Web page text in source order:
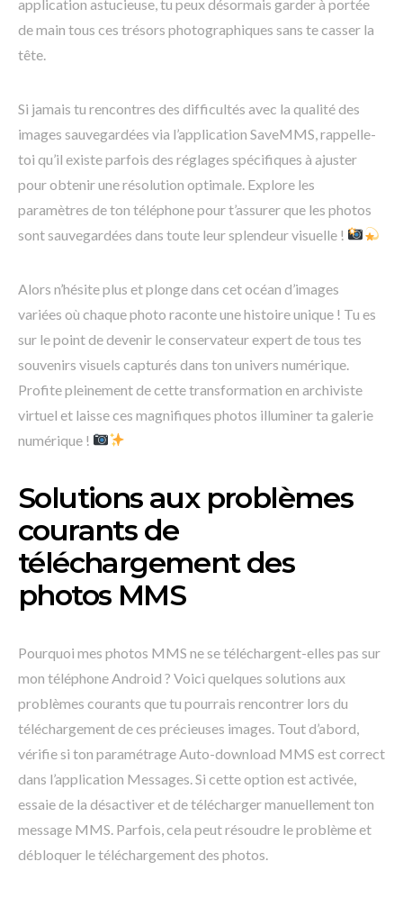
application astucieuse, tu peux désormais garder à portée
de main tous ces trésors photographiques sans te casser la
tête.
Si jamais tu rencontres des difficultés avec la qualité des
images sauvegardées via l’application SaveMMS, rappelle-
toi qu’il existe parfois des réglages spécifiques à ajuster
pour obtenir une résolution optimale. Explore les
paramètres de ton téléphone pour t’assurer que les photos
sont sauvegardées dans toute leur splendeur visuelle !
Alors n’hésite plus et plonge dans cet océan d’images
variées où chaque photo raconte une histoire unique ! Tu es
sur le point de devenir le conservateur expert de tous tes
souvenirs visuels capturés dans ton univers numérique.
Profite pleinement de cette transformation en archiviste
virtuel et laisse ces magnifiques photos illuminer ta galerie
numérique !
Solutions aux problèmes
courants de
téléchargement des
photos MMS
Pourquoi mes photos MMS ne se téléchargent-elles pas sur
mon téléphone Android ? Voici quelques solutions aux
problèmes courants que tu pourrais rencontrer lors du
téléchargement de ces précieuses images. Tout d’abord,
vérifie si ton paramétrage Auto-download MMS est correct
dans l’application Messages. Si cette option est activée,
essaie de la désactiver et de télécharger manuellement ton
message MMS. Parfois, cela peut résoudre le problème et
débloquer le téléchargement des photos.